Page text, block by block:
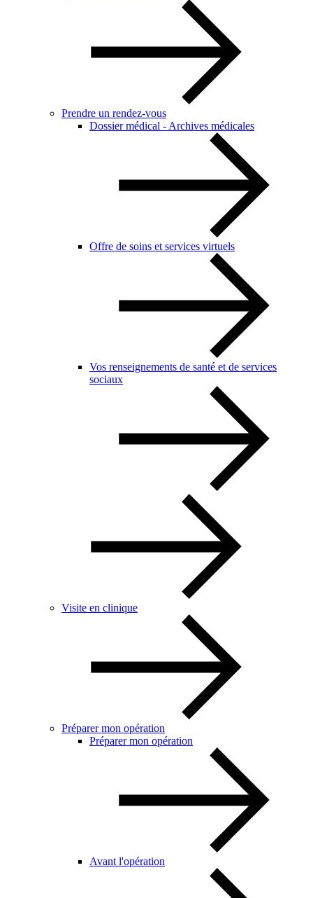
Prendre un rendez-vous
Dossier médical - Archives médicales
Offre de soins et services virtuels
Vos renseignements de santé et de services
sociaux
Visite en clinique
Préparer mon opération
Préparer mon opération
Avant l'opération